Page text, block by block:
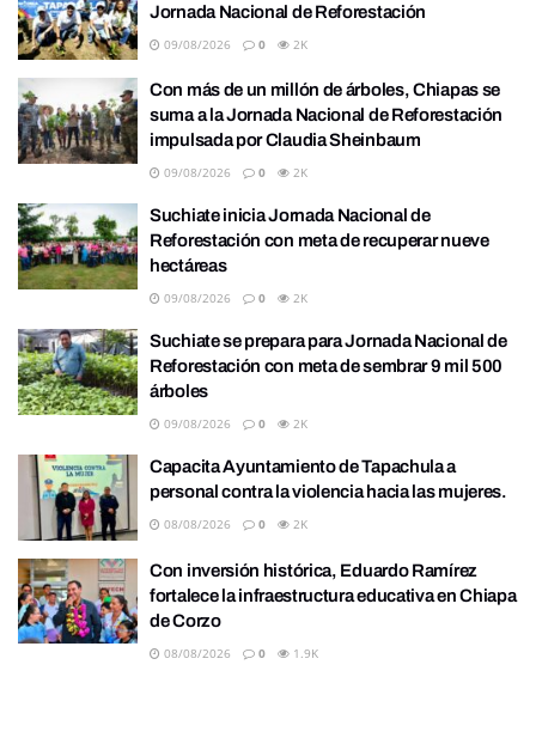
Jornada Nacional de Reforestación
09/08/2026 0 2K
Con más de un millón de árboles, Chiapas se
suma a la Jornada Nacional de Reforestación
impulsada por Claudia Sheinbaum
09/08/2026 0 2K
Suchiate inicia Jornada Nacional de
Reforestación con meta de recuperar nueve
hectáreas
09/08/2026 0 2K
Suchiate se prepara para Jornada Nacional de
Reforestación con meta de sembrar 9 mil 500
árboles
09/08/2026 0 2K
Capacita Ayuntamiento de Tapachula a
personal contra la violencia hacia las mujeres.
08/08/2026 0 2K
Con inversión histórica, Eduardo Ramírez
fortalece la infraestructura educativa en Chiapa
de Corzo
08/08/2026 0 1.9K